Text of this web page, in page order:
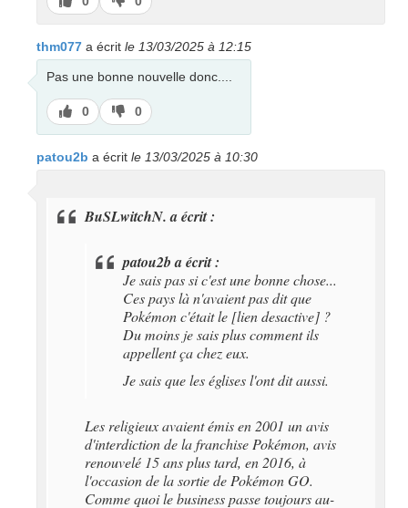
pas
thm077 a écrit le 13/03/2025 à 12:15
Pas une bonne nouvelle donc....
J’aime
0
J’aime
pas
0
patou2b a écrit le 13/03/2025 à 10:30
BuSLwitchN. a écrit :
patou2b a écrit :
Je sais pas si c'est une bonne chose...
Ces pays là n'avaient pas dit que
Pokémon c'était le [lien desactive] ?
Du moins je sais plus comment ils
appellent ça chez eux.
Je sais que les églises l'ont dit aussi.
Les religieux avaient émis en 2001 un avis
d'interdiction de la franchise Pokémon, avis
renouvelé 15 ans plus tard, en 2016, à
l'occasion de la sortie de Pokémon GO.
Comme quoi le business passe toujours au-